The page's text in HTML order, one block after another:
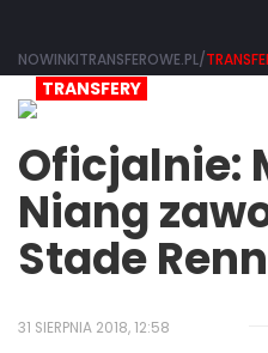
NOWINKITRANSFEROWE.PL/
TRANSFERY
Oficjalnie:
Niang
Stade
31 SIERPNIA 2018, 12:58